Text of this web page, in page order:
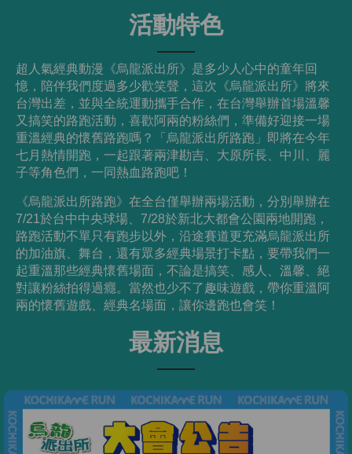
活動特色
超人氣經典動漫《烏龍派出所》是多少人心中的童年回
憶，陪伴我們度過多少歡笑聲，這次《烏龍派出所》將來
台灣出差，並與全統運動攜手合作，在台灣舉辦首場溫馨
又搞笑的路跑活動，喜歡阿兩的粉絲們，準備好迎接一場
重溫經典的懷舊路跑嗎？「烏龍派出所路跑」即將在今年
七月熱情開跑，一起跟著兩津勘吉、大原所長、中川、麗
子等角色們，一同熱血路跑吧！
《烏龍派出所路跑》在全台僅舉辦兩場活動，分別舉辦在
7/21於台中中央球場、7/28於新北大都會公園兩地開跑，
路跑活動不單只有跑步以外，沿途賽道更充滿烏龍派出所
的加油旗、舞台，還有眾多經典場景打卡點，要帶我們一
起重溫那些經典懷舊場面，不論是搞笑、感人、溫馨、絕
對讓粉絲拍得過癮。當然也少不了趣味遊戲，帶你重溫阿
兩的懷舊遊戲、經典名場面，讓你邊跑也會笑！
最新消息